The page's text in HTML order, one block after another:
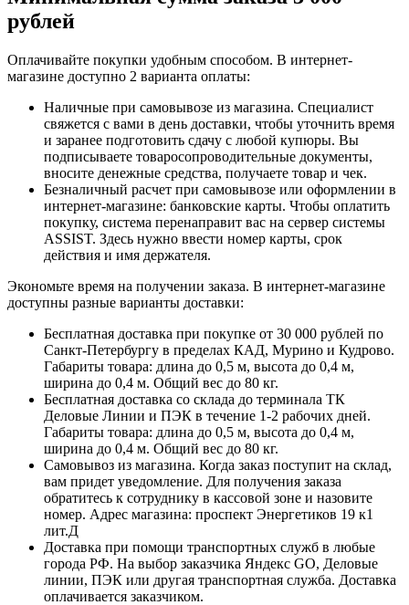
рублей
Оплачивайте покупки удобным способом. В интернет-
магазине доступно 2 варианта оплаты:
Наличные при самовывозе из магазина. Специалист
свяжется с вами в день доставки, чтобы уточнить время
и заранее подготовить сдачу с любой купюры. Вы
подписываете товаросопроводительные документы,
вносите денежные средства, получаете товар и чек.
Безналичный расчет при самовывозе или оформлении в
интернет-магазине: банковские карты. Чтобы оплатить
покупку, система перенаправит вас на сервер системы
ASSIST. Здесь нужно ввести номер карты, срок
действия и имя держателя.
Экономьте время на получении заказа. В интернет-магазине
доступны разные варианты доставки:
Бесплатная доставка при покупке от 30 000 рублей по
Санкт-Петербургу в пределах КАД, Мурино и Кудрово.
Габариты товара: длина до 0,5 м, высота до 0,4 м,
ширина до 0,4 м. Общий вес до 80 кг.
Бесплатная доставка со склада до терминала ТК
Деловые Линии и ПЭК в течение 1-2 рабочих дней.
Габариты товара: длина до 0,5 м, высота до 0,4 м,
ширина до 0,4 м. Общий вес до 80 кг.
Самовывоз из магазина. Когда заказ поступит на склад,
вам придет уведомление. Для получения заказа
обратитесь к сотруднику в кассовой зоне и назовите
номер. Адрес магазина: проспект Энергетиков 19 к1
лит.Д
Доставка при помощи транспортных служб в любые
города РФ. На выбор заказчика Яндекс GO, Деловые
линии, ПЭК или другая транспортная служба. Доставка
оплачивается заказчиком.